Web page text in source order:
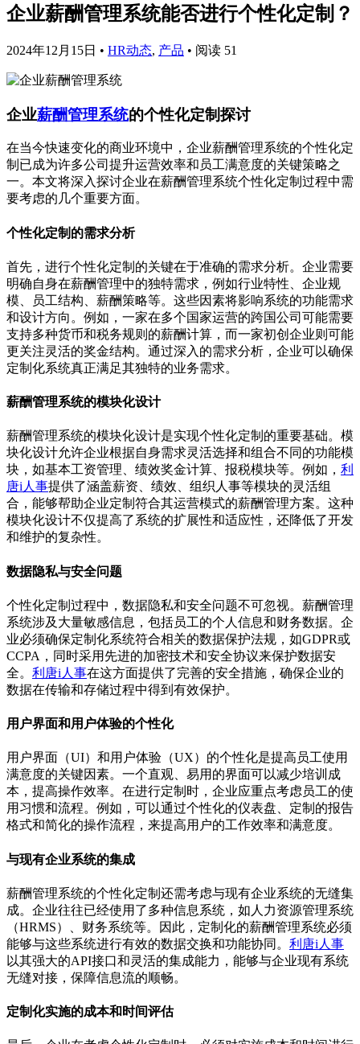
企业薪酬管理系统能否进行个性化定制？
2024年12月15日 • HR动态, 产品 • 阅读 51
企业薪酬管理系统的个性化定制探讨
在当今快速变化的商业环境中，企业薪酬管理系统的个性化定
制已成为许多公司提升运营效率和员工满意度的关键策略之
一。本文将深入探讨企业在薪酬管理系统个性化定制过程中需
要考虑的几个重要方面。
个性化定制的需求分析
首先，进行个性化定制的关键在于准确的需求分析。企业需要
明确自身在薪酬管理中的独特需求，例如行业特性、企业规
模、员工结构、薪酬策略等。这些因素将影响系统的功能需求
和设计方向。例如，一家在多个国家运营的跨国公司可能需要
支持多种货币和税务规则的薪酬计算，而一家初创企业则可能
更关注灵活的奖金结构。通过深入的需求分析，企业可以确保
定制化系统真正满足其独特的业务需求。
薪酬管理系统的模块化设计
薪酬管理系统的模块化设计是实现个性化定制的重要基础。模
块化设计允许企业根据自身需求灵活选择和组合不同的功能模
块，如基本工资管理、绩效奖金计算、报税模块等。例如， 利
唐i人事提供了涵盖薪资、绩效、组织人事等模块的灵活组
合，能够帮助企业定制符合其运营模式的薪酬管理方案。这种
模块化设计不仅提高了系统的扩展性和适应性，还降低了开发
和维护的复杂性。
数据隐私与安全问题
个性化定制过程中，数据隐私和安全问题不可忽视。薪酬管理
系统涉及大量敏感信息，包括员工的个人信息和财务数据。企
业必须确保定制化系统符合相关的数据保护法规，如GDPR或
CCPA，同时采用先进的加密技术和安全协议来保护数据安
全。 利唐i人事在这方面提供了完善的安全措施，确保企业的
数据在传输和存储过程中得到有效保护。
用户界面和用户体验的个性化
用户界面（UI）和用户体验（UX）的个性化是提高员工使用
满意度的关键因素。一个直观、易用的界面可以减少培训成
本，提高操作效率。在进行定制时，企业应重点考虑员工的使
用习惯和流程。例如，可以通过个性化的仪表盘、定制的报告
格式和简化的操作流程，来提高用户的工作效率和满意度。
与现有企业系统的集成
薪酬管理系统的个性化定制还需考虑与现有企业系统的无缝集
成。企业往往已经使用了多种信息系统，如人力资源管理系统
（HRMS）、财务系统等。因此，定制化的薪酬管理系统必须
能够与这些系统进行有效的数据交换和功能协同。 利唐i人事
以其强大的API接口和灵活的集成能力，能够与企业现有系统
无缝对接，保障信息流的顺畅。
定制化实施的成本和时间评估